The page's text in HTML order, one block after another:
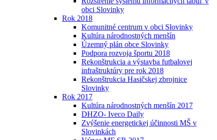
obci Slovinky
Rok 2018
Komunitné centrum v obci Slovinky
Kultúra národnostných menšín
Územný plán obce Slovinky
Podpora rozvoja športu 2018
Rekonštrukcia a výstavba futbalovej
infraštruktúry pre rok 2018
Rekonštrukcia Hasičskej zbrojnice
Slovinky
Rok 2017
Kultúra národnostných menšín 2017
DHZO- Iveco Daily
Zvýšenie energetickej účinnosti MŠ v
Slovinkách